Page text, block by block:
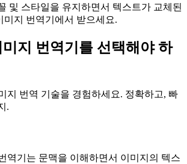
및 스타일을 유지하면서 텍스트가 교체된
미지 번역기에서 받으세요.
지 번역기를 선택해야 하
지 번역 기술을 경험하세요. 정확하고, 빠
.
역기는 문맥을 이해하면서 이미지의 텍스